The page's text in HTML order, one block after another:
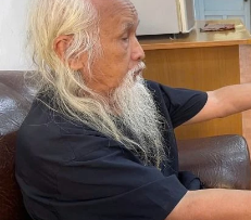
THẾ GIỚI
THỂ THAO
GIÁO DỤC
Y TẾ